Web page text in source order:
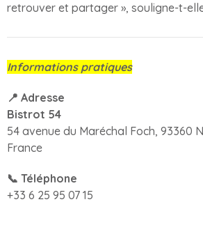
retrouver et partager », souligne-t-
Informations pratiques
📍 Adresse
Bistrot 54
54 avenue du Maréchal Foch, 93360
France
📞 Téléphone
+33 6 25 95 07 15